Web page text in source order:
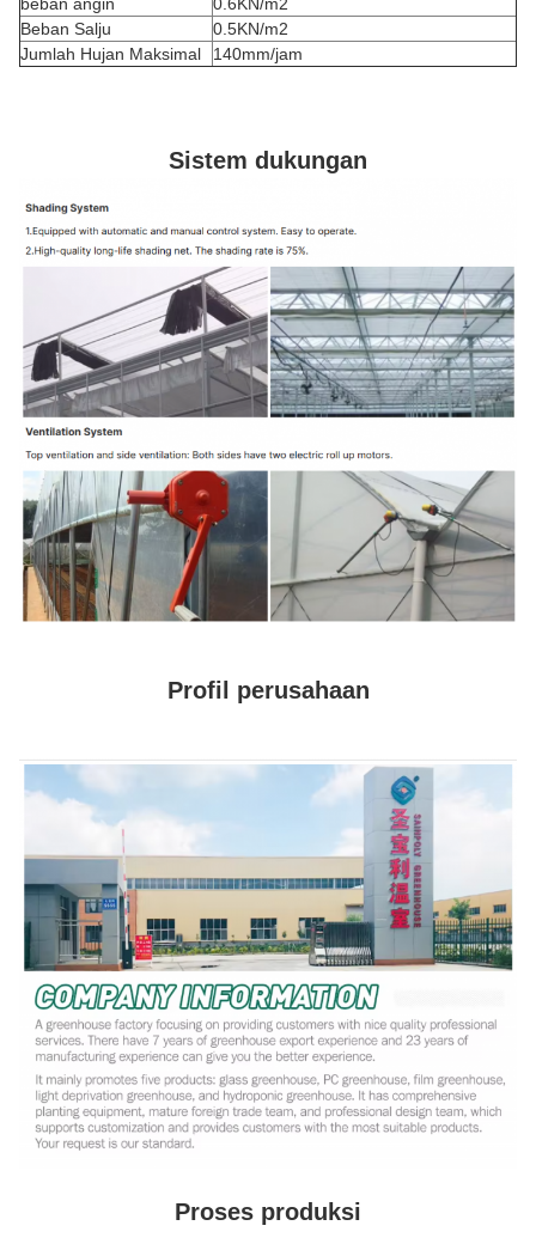
Beban Salju
0.5KN/m2
Jumlah Hujan Maksimal
140mm/jam
Sistem dukungan
Profil perusahaan
Proses produksi